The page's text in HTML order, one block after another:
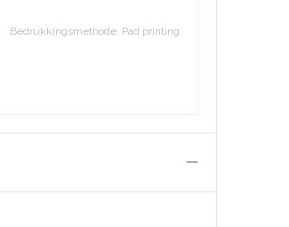
Bedrukkingsmethode: Pad printing